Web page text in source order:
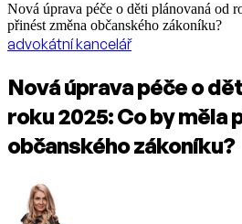
Nová úprava péče o děti plánovaná od
přinést změna občanského zákoníku?
advokátní kancelář
Nová úprava péče o
roku 2025: Co by měla
občanského zákoníku?